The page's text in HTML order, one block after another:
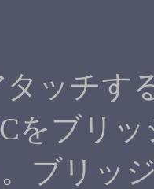
ッチす
をブリ
ブリッ